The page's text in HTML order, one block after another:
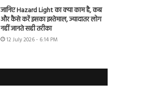
जानिए Hazard Light का क्या काम है, कब
और कैसे करें इसका इस्तेमाल, ज्यादातर लोग
नहीं जानते सही तरीका
12 July 2026 - 6:14 PM